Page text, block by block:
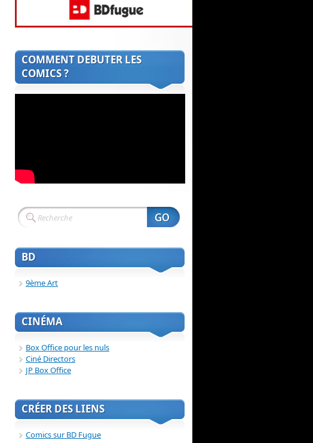
COMMENT DEBUTER LES
COMICS ?
BD
9ème Art
CINÉMA
Box Office pour les nuls
Ciné Directors
JP Box Office
CRÉER DES LIENS
Comics sur BD Fugue